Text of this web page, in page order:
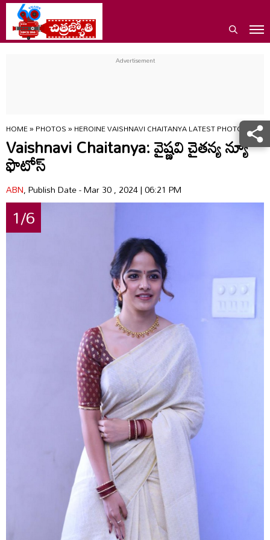
HOME»PHOTOS»HEROINE VAISHNAVI CHAITANYA LATEST PHOTOS MTSK
Vaishnavi Chaitanya: వైష్ణవి చైతన్య న్యూ
ఫొటోస్
ABN, Publish Date - Mar 30 , 2024 | 06:21 PM
1/6